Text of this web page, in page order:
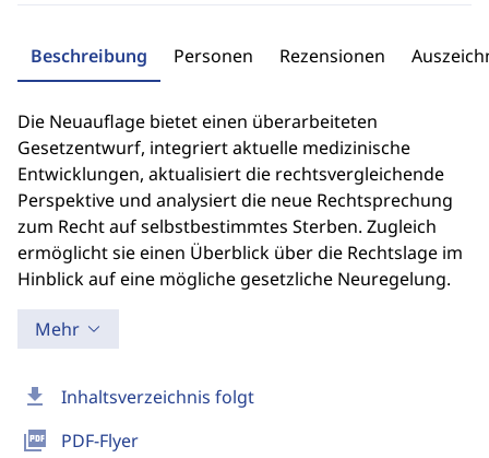
download Inhaltsverzeichnis folgt
picture_as_pdf PDF-Flyer
Beschreibung Personen Rezensionen
Die Neuauflage bietet einen überarbeiteten
Gesetzentwurf, integriert aktuelle medizinische
Entwicklungen, aktualisiert die rechtsvergleichende
Perspektive und analysiert die neue Rechtsprechung
zum Recht auf selbstbestimmtes Sterben. Zugleich
ermöglicht sie einen Überblick über die Rechtslage im
Hinblick auf eine mögliche gesetzliche Neuregelung.
Mehr